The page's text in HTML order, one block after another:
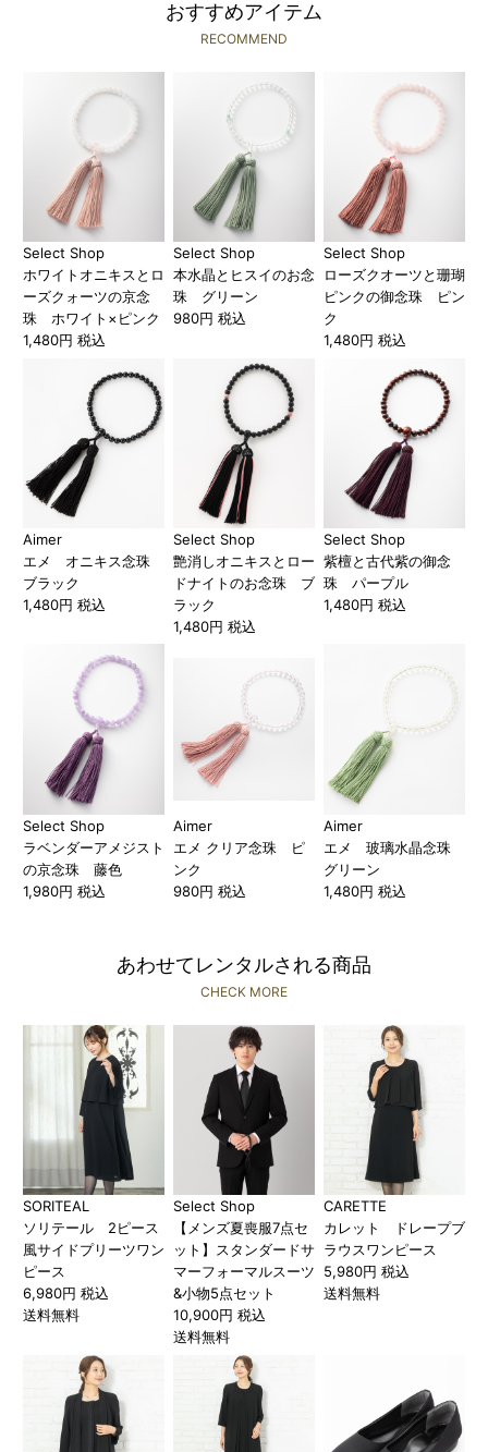
おすすめアイテム
RECOMMEND
Select Shop
ホワイトオニキスとロ
ーズクォーツの京念
珠 ホワイト×ピンク
1,480円 税込
Select Shop
本水晶とヒスイのお念
珠 グリーン
980円 税込
Select Shop
ローズクオーツと珊瑚
ピンクの御念珠 ピン
ク
1,480円 税込
Aimer
エメ オニキス念珠
ブラック
1,480円 税込
Select Shop
艶消しオニキスとロー
ドナイトのお念珠 ブ
ラック
1,480円 税込
Select Shop
紫檀と古代紫の御念
珠 パープル
1,480円 税込
Select Shop
ラベンダーアメジスト
の京念珠 藤色
1,980円 税込
Aimer
エメ クリア念珠 ピ
ンク
980円 税込
Aimer
エメ 玻璃水晶念珠
グリーン
1,480円 税込
あわせてレンタルされる商品
CHECK MORE
SORITEAL
ソリテール 2ピース
風サイドプリーツワン
ピース
6,980円 税込
送料無料
Select Shop
【メンズ夏喪服7点セ
ット】スタンダードサ
マーフォーマルスーツ
&小物5点セット
10,900円 税込
送料無料
CARETTE
カレット ドレープブ
ラウスワンピース
5,980円 税込
送料無料